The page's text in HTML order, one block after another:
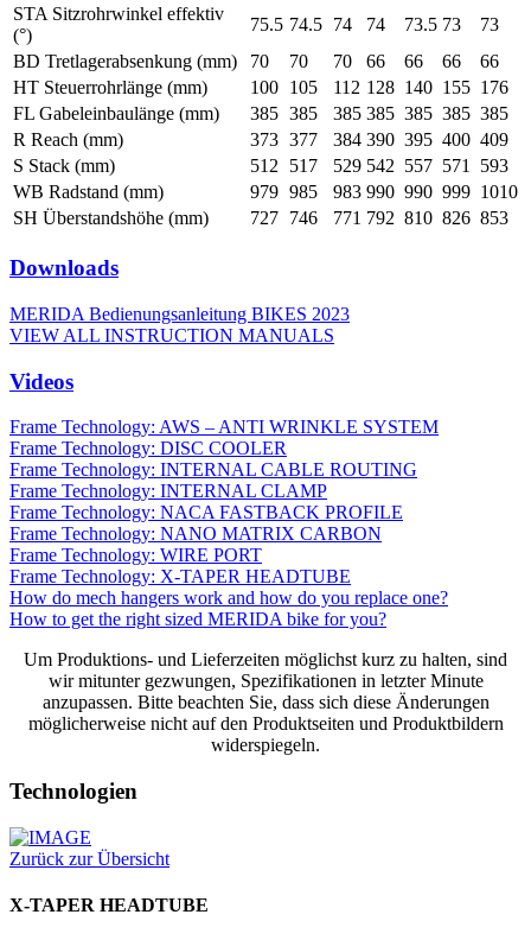
STA Sitzrohrwinkel effektiv
(°)
75.5 74.5 74 74 73.5 73
73
BD Tretlagerabsenkung (mm)
70 70 70 66 66 66
66
HT Steuerrohrlänge (mm)
100 105 112 128 140 155 176
FL Gabeleinbaulänge (mm)
385 385 385 385 385 385 385
R Reach (mm)
373 377 384 390 395 400 409
S Stack (mm)
512 517 529 542 557 571
593
WB Radstand (mm)
979 985 983 990 990 999 1010
SH Überstandshöhe (mm)
727 746 771 792 810 826 853
Downloads
MERIDA Bedienungsanleitung BIKES 2023
VIEW ALL INSTRUCTION MANUALS
Videos
Frame Technology: AWS – ANTI WRINKLE SYSTEM
Frame Technology: DISC COOLER
Frame Technology: INTERNAL CABLE ROUTING
Frame Technology: INTERNAL CLAMP
Frame Technology: NACA FASTBACK PROFILE
Frame Technology: NANO MATRIX CARBON
Frame Technology: WIRE PORT
Frame Technology: X-TAPER HEADTUBE
How do mech hangers work and how do you replace one?
How to get the right sized MERIDA bike for you?
Um Produktions- und Lieferzeiten möglichst kurz zu halten, sind
wir mitunter gezwungen, Spezifikationen in letzter Minute
anzupassen. Bitte beachten Sie, dass sich diese Änderungen
möglicherweise nicht auf den Produktseiten und Produktbildern
widerspiegeln.
Technologien
Zurück zur Übersicht
X-TAPER HEADTUBE